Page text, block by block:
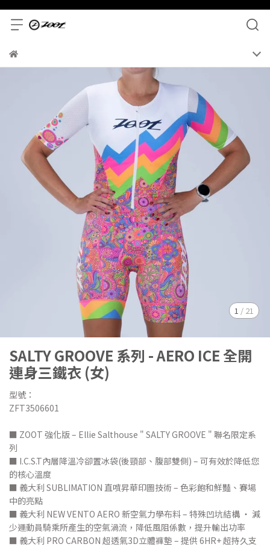
1 / 21
SALTY GROOVE 系列 - AERO ICE 全開
連身三鐵衣 (女)
型號：
ZFT3506601
■ ZOOT 強化版 – Ellie Salthouse " SALTY GROOVE " 聯名限定系
列
■ I.C.S.T內層降溫冷卻置冰袋(後頸部、腹部雙側) – 可有效於降低您
的核心溫度
■ 義大利 SUBLIMATION 直噴昇華印圖技術 – 色彩飽和鮮豔、賽場
中的亮點
■ 義大利 NEW VENTO AERO 新空氣力學布料 – 特殊凹坑結構 ‧ 減
少運動員騎乘所產生的空氣渦流，降低風阻係數，提升輸出功率
■ 義大利 PRO CARBON 超透氣3D立體褲墊 – 提供 6HR+ 超持久支